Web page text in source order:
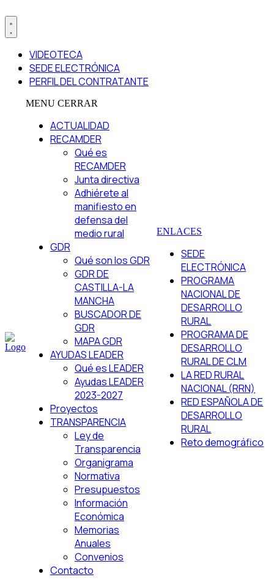
VIDEOTECA
SEDE ELECTRÓNICA
PERFIL DEL CONTRATANTE
MENU CERRAR
ACTUALIDAD
RECAMDER
Qué es
RECAMDER
Junta directiva
Adhiérete al
manifiesto en
defensa del
medio rural
GDR
Qué son los GDR
GDR DE
CASTILLA-LA
MANCHA
BUSCADOR DE
GDR
MAPA GDR
AYUDAS LEADER
Qué es LEADER
Ayudas LEADER
2023-2027
Proyectos
TRANSPARENCIA
Ley de
Transparencia
Organigrama
Normativa
Presupuestos
Información
Económica
Memorias
Anuales
Convenios
Contacto
ENLACES
SEDE
ELECTRÓNICA
PROGRAMA
NACIONAL DE
DESARROLLO
RURAL
PROGRAMA DE
DESARROLLO
RURAL DE CLM
LA RED RURAL
NACIONAL (RRN)
RED ESPAÑOLA DE
DESARROLLO
RURAL
Reto demográfico